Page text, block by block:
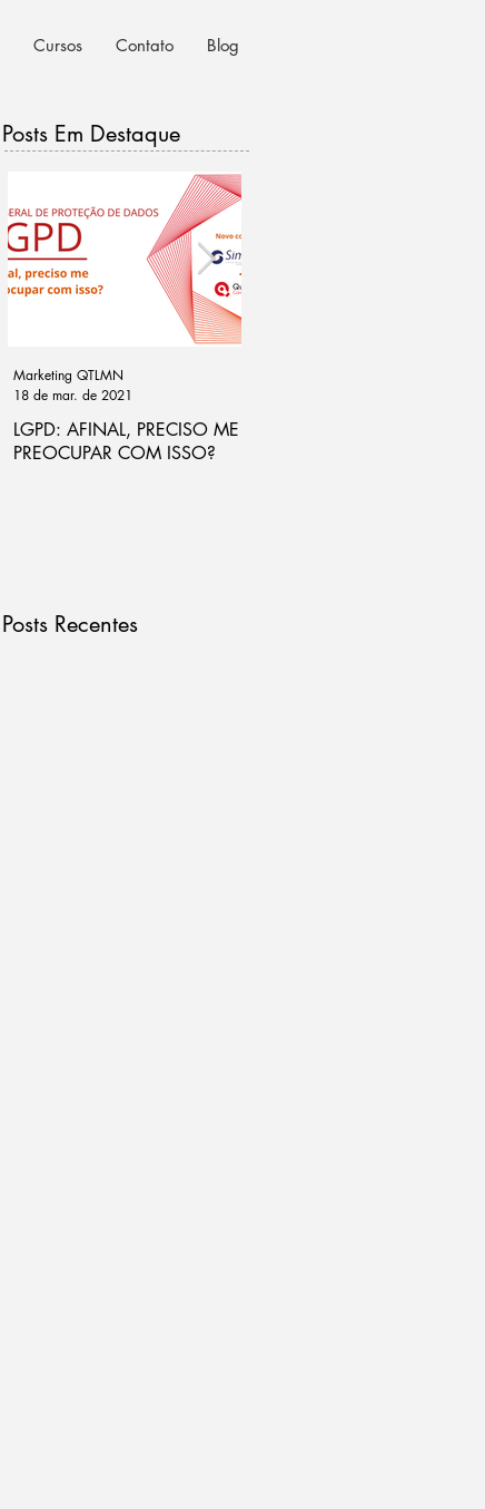
Cursos Contato Blog
Posts Em Destaque
LGPD: AFINAL, PRECISO ME
PREOCUPAR COM ISSO?
Marketing QTLMN
18 de mar. de 2021
Posts Recentes